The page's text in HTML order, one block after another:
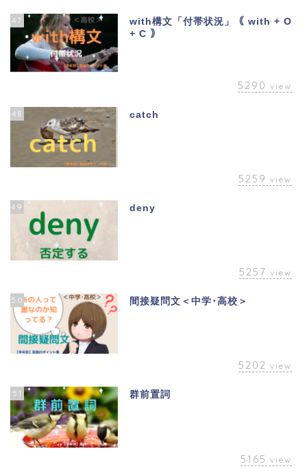
47
with構文「付帯状況」｟ with + O
+ C ｠
5290 view
48 catch
5259 view
49 deny
5257 view
50 間接疑問文＜中学･高校＞
5202 view
51 群前置詞
5165 view